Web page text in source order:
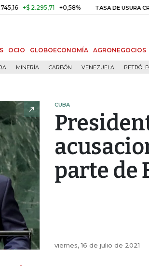
2.295,71 +0,58% TASA DE USURA CRÉDITO
OCIO GLOBOECONOMÍA AGRONEGOCIOS
MINERÍA CARBÓN VENEZUELA
CUBA
parte de
viernes, 16 de julio de 2021